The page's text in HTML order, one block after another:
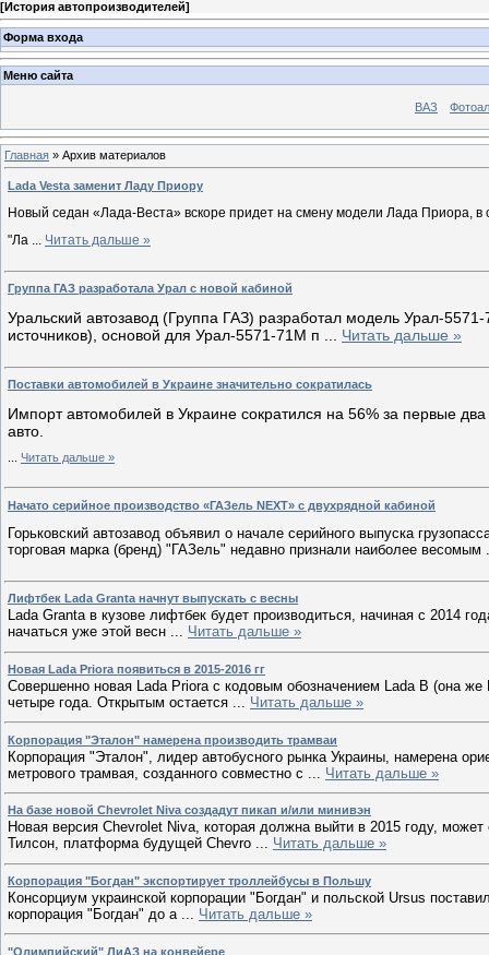
[История автопроизводителей]
Форма входа
Меню сайта
ВАЗ
Главная » Архив материалов
Lada Vesta заменит Ладу Приору
Новый седан «Лада-Веста» вскоре придет на смену модели Лада Приора,
"Ла ... Читать дальше »
Группа ГАЗ разработала Урал с новой кабиной
Уральский автозавод (Группа ГАЗ) разработал модель Урал-
источников), основой для Урал-5571-71М п
Читать дальше »
Поставки автомобилей в Украине значительно сократилась
Импорт автомобилей в Украине сократился на 56% за первые
авто.
Читать дальше »
Начато серийное производство «ГАЗель NEXT» с двухрядной кабиной
Горьковский автозавод объявил о начале серийного выпуска
торговая марка (бренд) "ГАЗель" недавно признали наиболее весомым
Лифтбек Lada Granta начнут выпускать с весны
Lada Granta в кузове лифтбек будет производиться, начиная с 2014
начаться уже этой весн ... Читать дальше »
Новая Lada Priora появиться в 2015-2016 гг
Cовершенно новая Lada Priora с кодовым обозначением Lada B (она
четыре года. Открытым остается
Читать дальше »
Корпорация "Эталон" намерена производить трамваи
Корпорация "Эталон", лидер автобусного рынка Украины, намерена
метрового трамвая, созданного совместно с
Читать дальше »
На базе новой Chevrolet Niva создадут пикап и/или минивэн
Новая версия Chevrolet Niva, которая должна выйти в 2015 году,
Тилсон, платформа будущей Chevro ... Читать дальше »
Корпорация "Богдан" экспортирует троллейбусы в Польшу
Консорциум украинской корпорации "Богдан" и польской Ursus
корпорация "Богдан" до а
Читать дальше »
"Олимпийский" ЛиАЗ на конвейере